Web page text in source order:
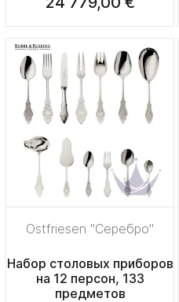
Ostfriesen "Серебро"
Набор столовых приборов
на 12 персон, 133
предметов